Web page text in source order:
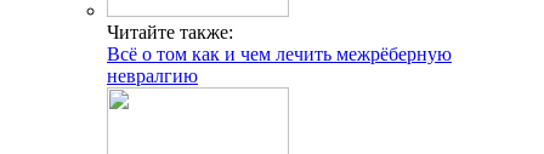
Читайте также:
Всё о том как и чем лечить межрёберную
невралгию